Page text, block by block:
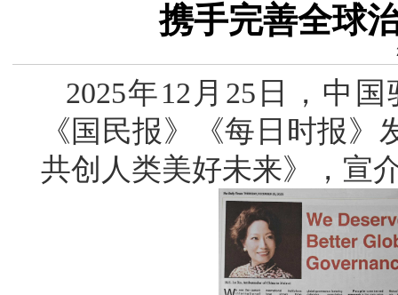
携手完善全球
2025年12月25日，中
《国民报》《每日时报
共创人类美好未来》，宣